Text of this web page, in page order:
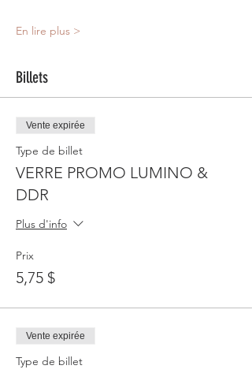
En lire plus >
Billets
Vente expirée
Type de billet
VERRE PROMO LUMINO &
DDR
Plus d'info
Prix
5,75 $
Vente expirée
Type de billet